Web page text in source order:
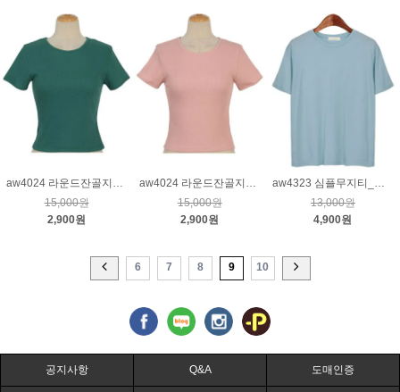
aw4024 라운드잔골지반소매티_진녹
15,000원
2,900원
aw4024 라운드잔골지반소매티_핑크
15,000원
2,900원
aw4323 심플무지티_블루
13,000원
4,900원
6 7 8 9 10
공지사항 Q&A 도매인증